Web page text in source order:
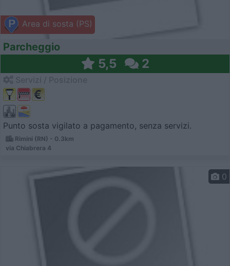
Area di sosta (PS)
Parcheggio
5,5 2
Punto sosta vigilato a pagamento, senza servizi.
Rimini (RN) - 0.3km
via Chiabrera 4
0